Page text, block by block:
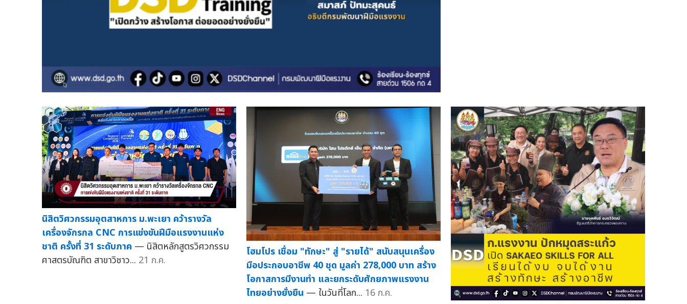
นิสิตวิศวกรรมอุตสาหการ ม.พะเยา คว้ารางวัล
เครื่องจักรกล CNC การแข่งขันฝีมือแรงงานแห่ง
ชาติ ครั้งที่ 31 ระดับภาค — นิสิตหลักสูตรวิศวกรรม
ศาสตรบัณฑิต สาขาวิชาว... 21 ก.ค.
โฮมโปร เชื่อม "ทักษะ" สู่ "รายได้" สนับสนุนเครื่อง
มือประกอบอาชีพ 40 ชุด มูลค่า 278,000 บาท สร้าง
โอกาสการมีงานทำ และยกระดับศักยภาพแรงงาน
ไทยอย่างยั่งยืน — ในวันที่โลก... 16 ก.ค.